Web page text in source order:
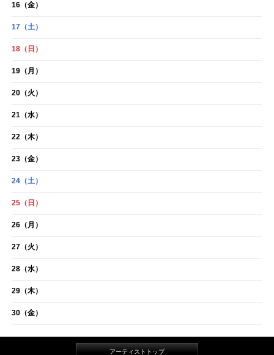
16 （金）
17 （土）
18 （日）
19 （月）
20 （火）
21 （水）
22 （木）
23 （金）
24 （土）
25 （日）
26 （月）
27 （火）
28 （水）
29 （木）
30 （金）
アーティストトップ